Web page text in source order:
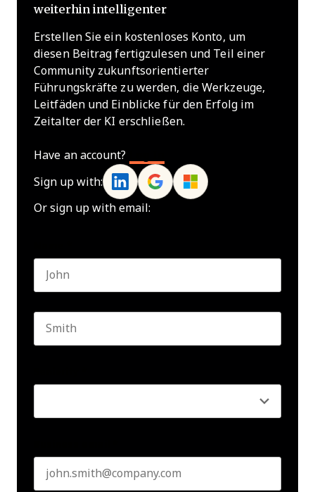
weiterhin intelligenter
Erstellen Sie ein kostenloses Konto, um
diesen Beitrag fertigzulesen und Teil einer
Community zukunftsorientierter
Führungskräfte zu werden, die Werkzeuge,
Leitfäden und Einblicke für den Erfolg im
Zeitalter der KI erschließen.
Have an account?
Sign up with:
Or sign up with email: